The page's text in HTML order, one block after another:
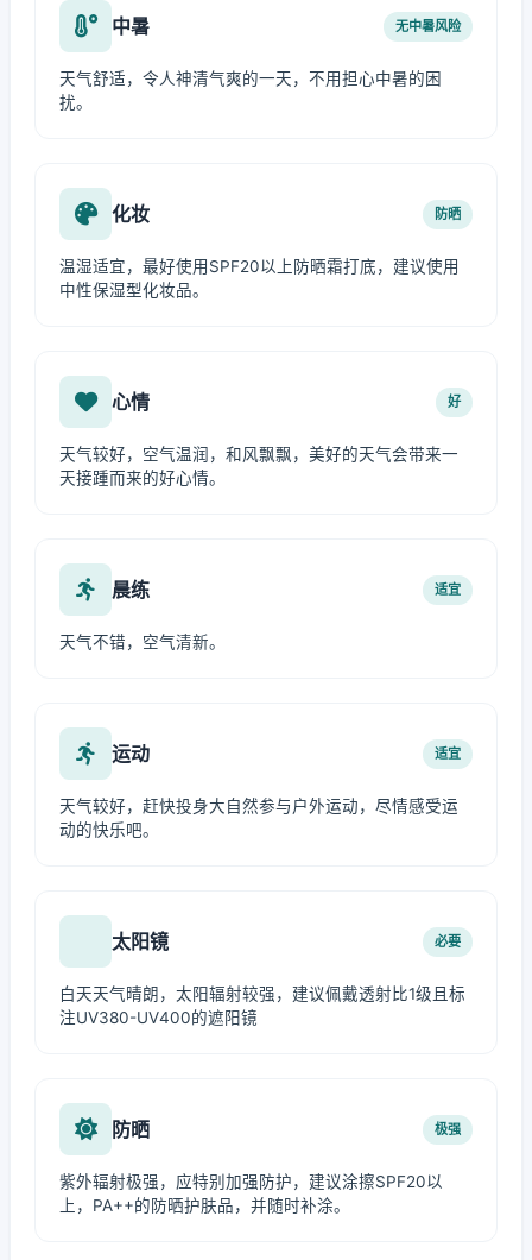
中暑 无中暑风险
天气舒适，令人神清气爽的一天，不用担心中暑的困
扰。
化妆 防晒
温湿适宜，最好使用SPF20以上防晒霜打底，建议使用
中性保湿型化妆品。
心情 好
天气较好，空气温润，和风飘飘，美好的天气会带来一
天接踵而来的好心情。
晨练 适宜
天气不错，空气清新。
运动 适宜
天气较好，赶快投身大自然参与户外运动，尽情感受运
动的快乐吧。
太阳镜 必要
白天天气晴朗，太阳辐射较强，建议佩戴透射比1级且标
注UV380-UV400的遮阳镜
防晒 极强
紫外辐射极强，应特别加强防护，建议涂擦SPF20以
上，PA++的防晒护肤品，并随时补涂。